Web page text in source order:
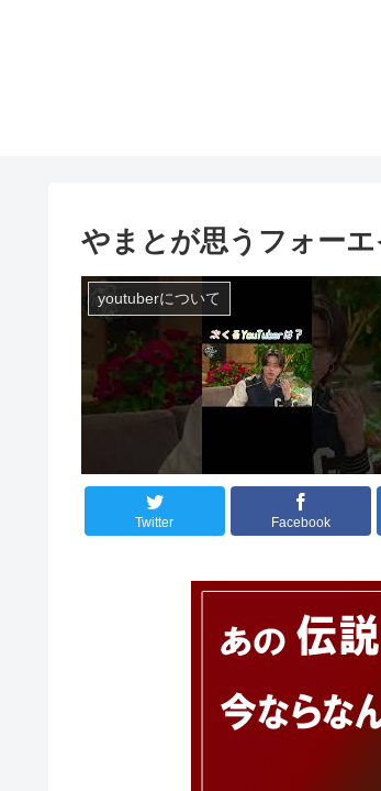
やまとが思うフォー
youtuberについて
Twitter Facebook